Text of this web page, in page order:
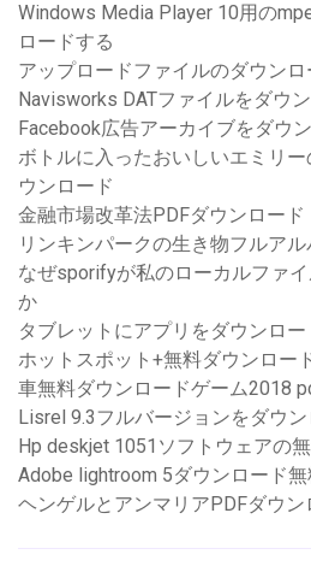
Windows Media Player 10用の
ロードする
アップロードファイルのダウンロ
Navisworks DATファイルをダウ
Facebook広告アーカイブをダウ
ボトルに入ったおいしいエミリ
ウンロード
金融市場改革法PDFダウンロード
リンキンパークの生き物フルア
なぜsporifyが私のローカルファ
か
タブレットにアプリをダウンロ
ホットスポット+無料ダウンロー
車無料ダウンロードゲーム2018
Lisrel 9.3フルバージョンをダウン
Hp deskjet 1051ソフトウェアの
Adobe lightroom 5ダウンロード
ヘンゲルとアンマリアPDFダウ